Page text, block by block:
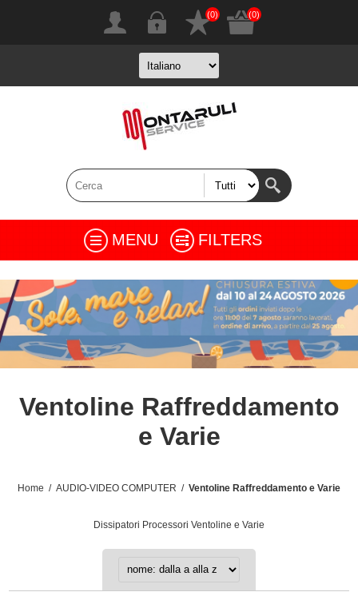
(0) (0)
MENU FILTERS
Ventoline Raffreddamento
e Varie
Home / AUDIO-VIDEO COMPUTER / Ventoline Raffreddamento e Varie
Dissipatori Processori Ventoline e Varie